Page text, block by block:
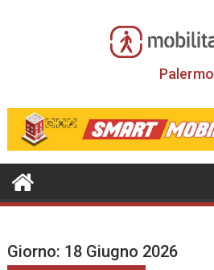
Palermo
Giorno: 18 Giugno 2026